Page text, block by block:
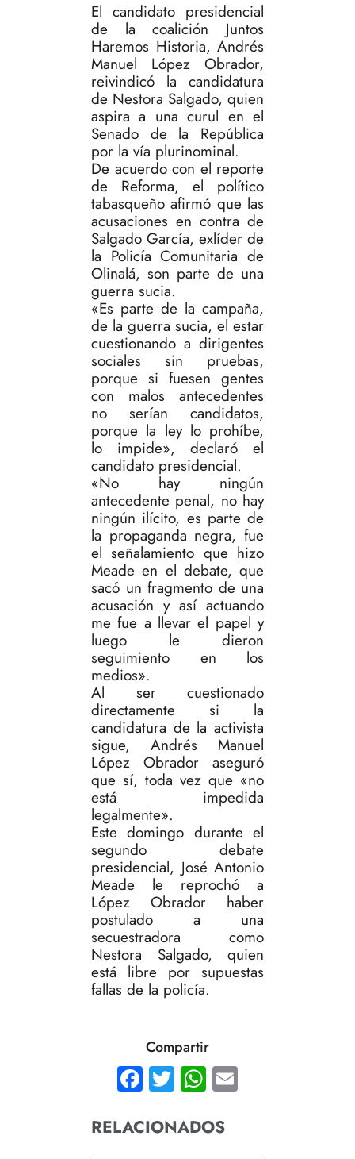
El candidato presidencial
de la coalición Juntos
Haremos Historia, Andrés
Manuel López Obrador,
reivindicó la candidatura
de Nestora Salgado, quien
aspira a una curul en el
Senado de la República
por la vía plurinominal.
De acuerdo con el reporte
de Reforma, el político
tabasqueño afirmó que las
acusaciones en contra de
Salgado García, exlíder de
la Policía Comunitaria de
Olinalá, son parte de una
guerra sucia.
«Es parte de la campaña,
de la guerra sucia, el estar
cuestionando a dirigentes
sociales sin pruebas,
porque si fuesen gentes
con malos antecedentes
no serían candidatos,
porque la ley lo prohíbe,
lo impide», declaró el
candidato presidencial.
«No hay ningún
antecedente penal, no hay
ningún ilícito, es parte de
la propaganda negra, fue
el señalamiento que hizo
Meade en el debate, que
sacó un fragmento de una
acusación y así actuando
me fue a llevar el papel y
luego le dieron
seguimiento en los
medios».
Al ser cuestionado
directamente si la
candidatura de la activista
sigue, Andrés Manuel
López Obrador aseguró
que sí, toda vez que «no
está impedida
legalmente».
Este domingo durante el
segundo debate
presidencial, José Antonio
Meade le reprochó a
López Obrador haber
postulado a una
secuestradora como
Nestora Salgado, quien
está libre por supuestas
fallas de la policía.
Compartir
Facebook
TwitterWhatsApp
RELACIONADOS